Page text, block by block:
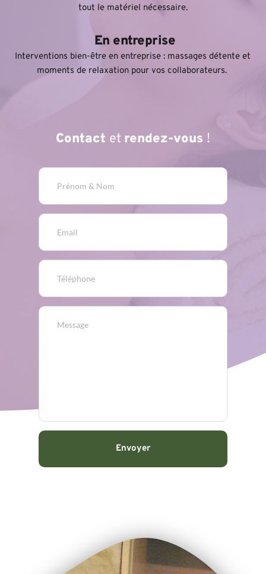
tout le matériel nécessaire.
En entreprise
Interventions bien-être en entreprise : massages détente et
moments de relaxation pour vos collaborateurs.
Contact et rendez-vous !
Envoyer